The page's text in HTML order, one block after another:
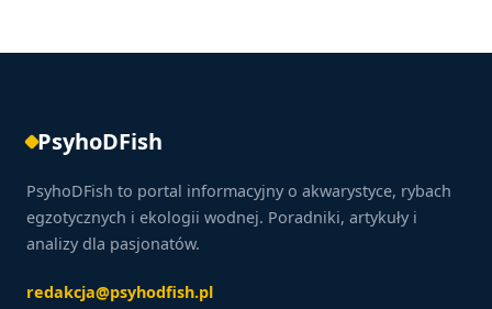
PsyhoDFish
PsyhoDFish to portal informacyjny o akwarystyce, rybach
egzotycznych i ekologii wodnej. Poradniki, artykuły i
analizy dla pasjonatów.
redakcja@psyhodfish.pl